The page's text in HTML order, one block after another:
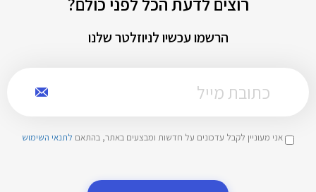
הרשמו עכשיו לניוזלטר שלנו
אני מעוניין לקבל עדכונים על חדשות ומבצעים באתר, בהתאם לתנאי השימוש